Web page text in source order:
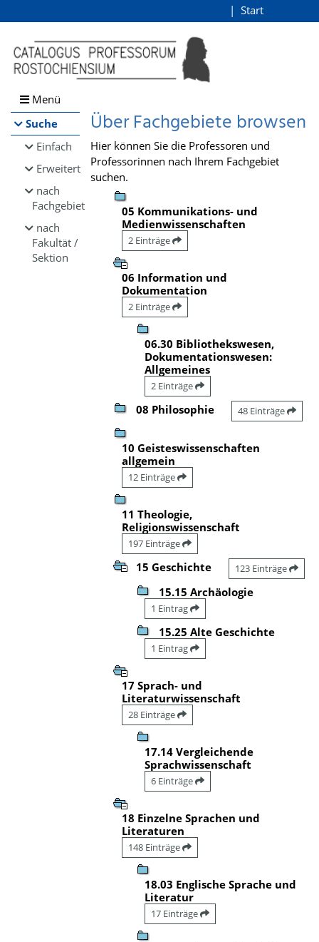
Browsen
direkt zum Inhalt
Start
Menü
Suche
Einfach
Erweitert
nach
Fachgebiet
nach
Fakultät /
Sektion
Über Fachgebiete browsen
Hier können Sie die Professoren und
Professorinnen nach Ihrem Fachgebiet
suchen.
05 Kommunikations- und
Medienwissenschaften
2 Einträge
06 Information und
Dokumentation
2 Einträge
06.30 Bibliothekswesen,
Dokumentationswesen:
Allgemeines
2 Einträge
08 Philosophie 48 Einträge
10 Geisteswissenschaften
allgemein
12 Einträge
11 Theologie,
Religionswissenschaft
197 Einträge
15 Geschichte 123 Einträge
15.15 Archäologie
1 Eintrag
15.25 Alte Geschichte
1 Eintrag
17 Sprach- und
Literaturwissenschaft
28 Einträge
17.14 Vergleichende
Sprachwissenschaft
6 Einträge
18 Einzelne Sprachen und
Literaturen
148 Einträge
18.03 Englische Sprache und
Literatur
17 Einträge